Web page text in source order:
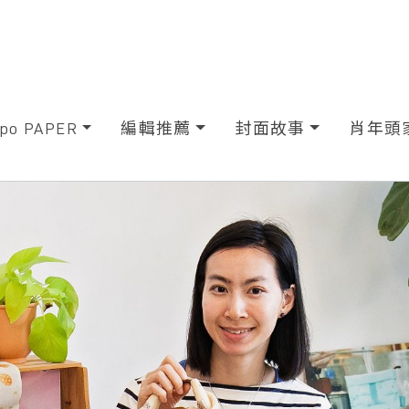
PAPER 編輯推薦 封面故事 肖年頭